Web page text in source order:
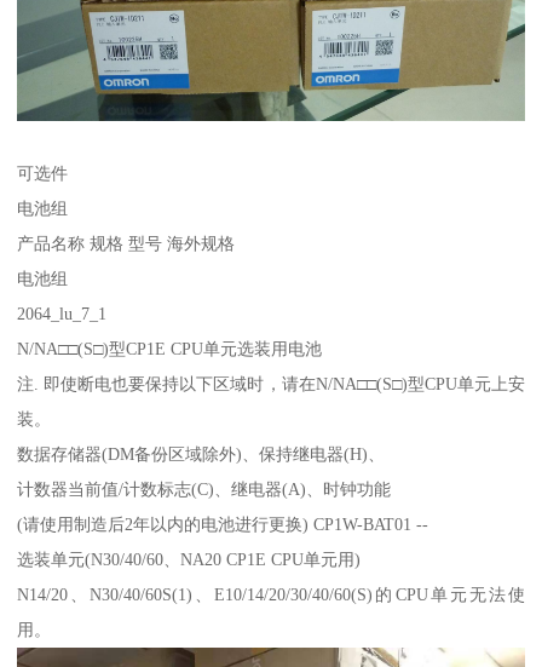
可选件
电池组
产品名称 规格 型号 海外规格
电池组
2064_lu_7_1
N/NA□□(S□)型CP1E CPU单元选装用电池
注. 即使断电也要保持以下区域时，请在N/NA□□(S□)型CPU单元上安
装。
数据存储器(DM备份区域除外)、保持继电器(H)、
计数器当前值/计数标志(C)、继电器(A)、时钟功能
(请使用制造后2年以内的电池进行更换) CP1W-BAT01 --
选装单元(N30/40/60、NA20 CP1E CPU单元用)
N14/20、N30/40/60S(1)、E10/14/20/30/40/60(S)的CPU单元无法使
用。